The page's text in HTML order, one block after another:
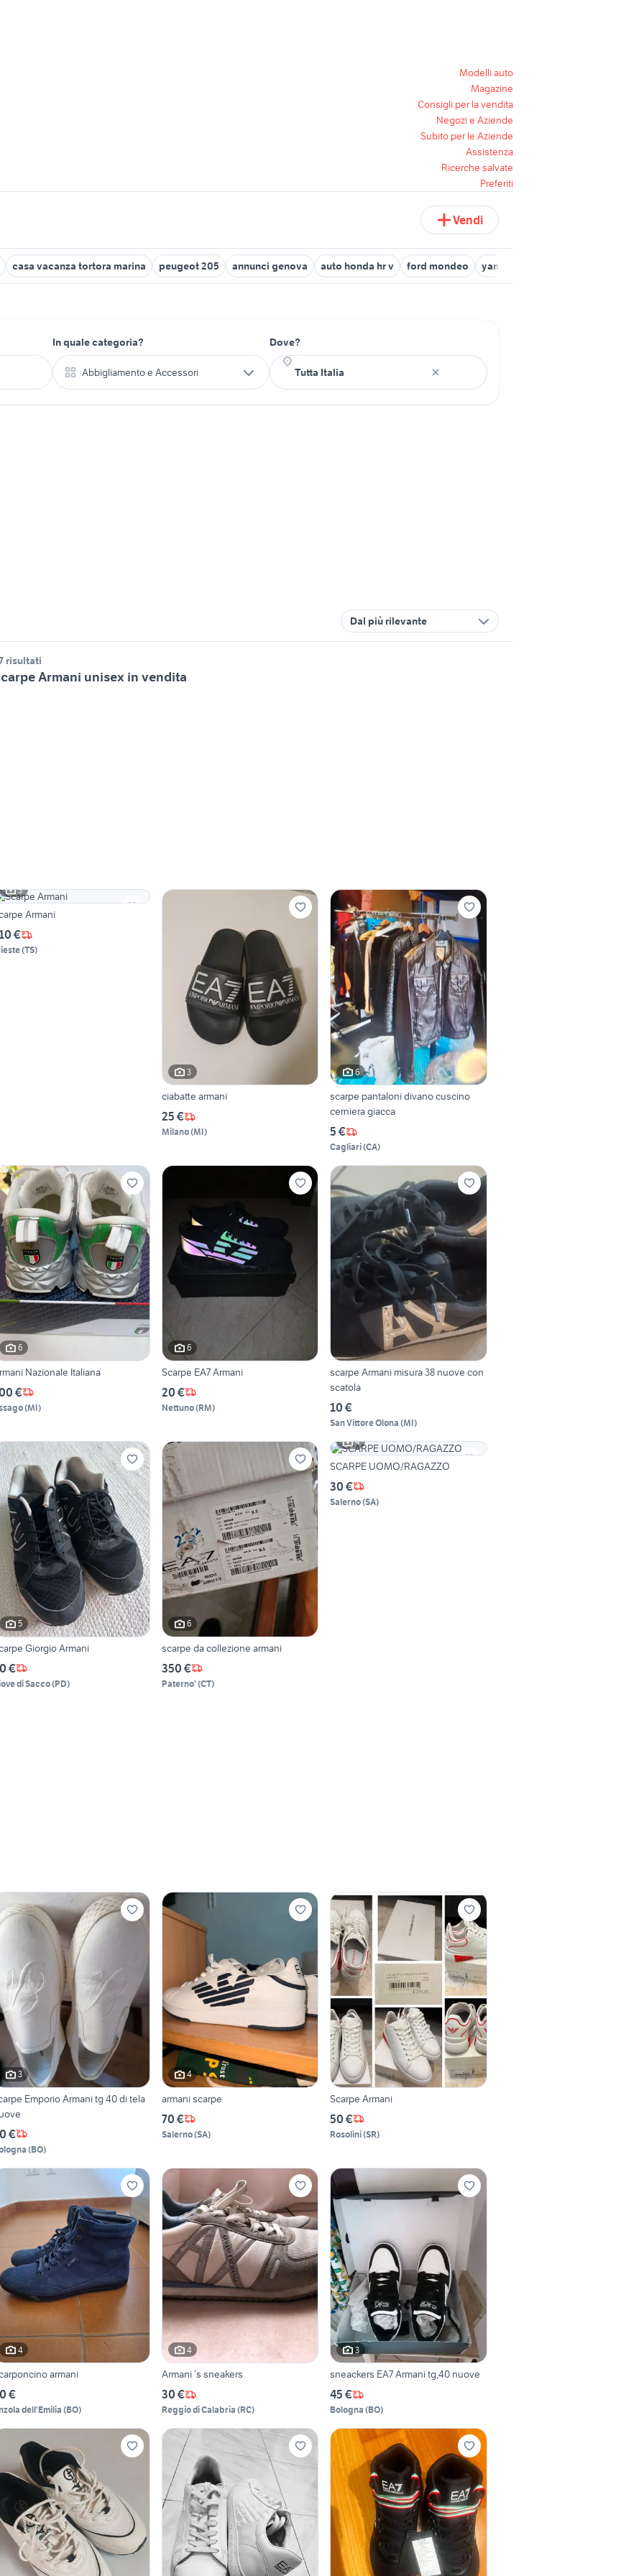
Modelli auto
Magazine
Consigli per la vendita
Negozi e Aziende
Subito per le Aziende
Assistenza
Ricerche salvate
Preferiti
Vendi
casa vacanza tortora marina peugeot 205 annunci genova auto honda hr v ford mondeo yamaha mt 03
In quale categoria?
Abbigliamento e Accessori
Dove?
Dal più rilevante
risultati
Armani unisex in vendita
3
Armani
€
(TS)
3
ciabatte armani
25 €
Milano(MI)
6
scarpe pantaloni divano cuscino
cerniera giacca
5 €
Cagliari(CA)
6
Nazionale Italiana
€
(MI)
6
Scarpe EA7 Armani
20 €
Nettuno(RM)
scarpe Armani misura 38 nuove con
scatola
10 €
San Vittore Olona (MI)
5
Giorgio Armani
€
di Sacco(PD)
6
scarpe da collezione armani
350 €
Paterno' (CT)
4
SCARPE UOMO/RAGAZZO
30 €
Salerno(SA)
3
Emporio Armani tg 40 di tela
€
(BO)
4
armani scarpe
70 €
Salerno(SA)
Scarpe Armani
50 €
Rosolini(SR)
4
armani
€
dell'Emilia(BO)
4
Armani ‘s sneakers
30 €
Reggio di Calabria (RC)
3
sneackers EA7 Armani tg,40 nuove
45 €
Bologna (BO)